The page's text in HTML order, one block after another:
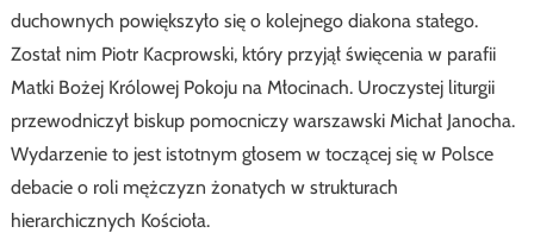
duchownych powiększyło się o kolejnego diakona stałego.
Został nim Piotr Kacprowski, który przyjął święcenia w parafii
Matki Bożej Królowej Pokoju na Młocinach. Uroczystej liturgii
przewodniczył biskup pomocniczy warszawski Michał Janocha.
Wydarzenie to jest istotnym głosem w toczącej się w Polsce
debacie o roli mężczyzn żonatych w strukturach
hierarchicznych Kościoła.